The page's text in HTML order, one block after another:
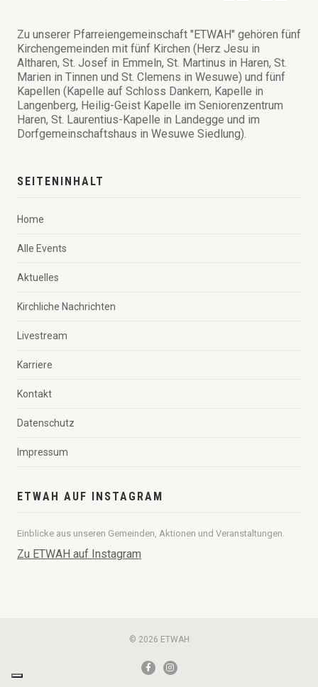
Zu unserer Pfarreiengemeinschaft "ETWAH" gehören fünf
Kirchengemeinden mit fünf Kirchen (Herz Jesu in
Altharen, St. Josef in Emmeln, St. Martinus in Haren, St.
Marien in Tinnen und St. Clemens in Wesuwe) und fünf
Kapellen (Kapelle auf Schloss Dankern, Kapelle in
Langenberg, Heilig-Geist Kapelle im Seniorenzentrum
Haren, St. Laurentius-Kapelle in Landegge und im
Dorfgemeinschaftshaus in Wesuwe Siedlung).
SEITENINHALT
Home
Alle Events
Aktuelles
Kirchliche Nachrichten
Livestream
Karriere
Kontakt
Datenschutz
Impressum
ETWAH AUF INSTAGRAM
Einblicke aus unseren Gemeinden, Aktionen und Veranstaltungen.
Zu ETWAH auf Instagram
© 2026 ETWAH